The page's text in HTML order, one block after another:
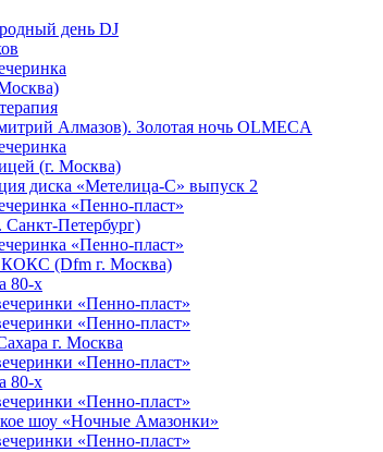
день DJ
Алмазов). Золотая ночь OLMECA
(г. Москва)
диска «Метелица-С» выпуск 2
«Пенно-пласт»
Петербург)
«Пенно-пласт»
(Dfm г. Москва)
80-х
«Пенно-пласт»
«Пенно-пласт»
г. Москва
«Пенно-пласт»
80-х
«Пенно-пласт»
шоу «Ночные Амазонки»
«Пенно-пласт»